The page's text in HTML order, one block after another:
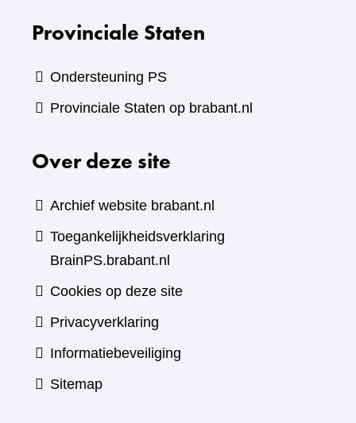
Provinciale Staten
Ondersteuning PS
Provinciale Staten op brabant.nl
Over deze site
Archief website brabant.nl
Toegankelijkheidsverklaring
BrainPS.brabant.nl
Cookies op deze site
Privacyverklaring
Informatiebeveiliging
Sitemap